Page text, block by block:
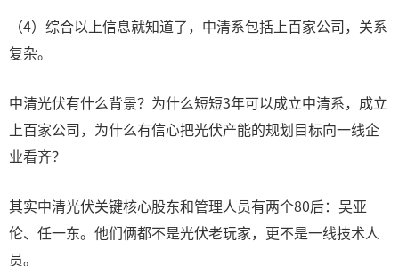
（4）综合以上信息就知道了，中清系包括上百家公司，关系
复杂。
中清光伏有什么背景？为什么短短3年可以成立中清系，成立
上百家公司，为什么有信心把光伏产能的规划目标向一线企
业看齐？
其实中清光伏关键核心股东和管理人员有两个80后：吴亚
伦、任一东。他们俩都不是光伏老玩家，更不是一线技术人
员。